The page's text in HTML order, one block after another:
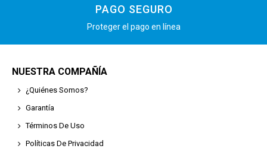
PAGO SEGURO
Proteger el pago en línea
NUESTRA COMPAÑÍA
¿Quiénes Somos?
Garantía
Términos De Uso
Políticas De Privacidad